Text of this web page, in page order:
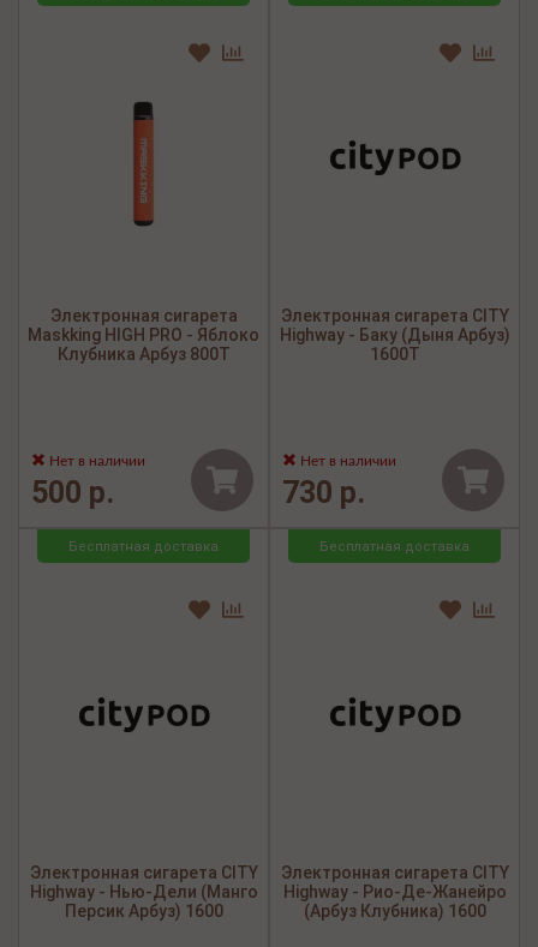
Электронная сигарета
Maskking HIGH PRO - Яблоко
Клубника Арбуз 800Т
Нет в наличии
500 р.
Электронная сигарета CITY
Highway - Баку (Дыня Арбуз)
1600Т
Нет в наличии
730 р.
Бесплатная доставка
Электронная сигарета CITY
Highway - Нью-Дели (Манго
Персик Арбуз) 1600
Бесплатная доставка
Электронная сигарета CITY
Highway - Рио-Де-Жанейро
(Арбуз Клубника) 1600